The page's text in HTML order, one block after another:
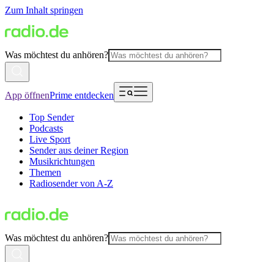
Zum Inhalt springen
Was möchtest du anhören?
App öffnenPrime entdecken
Top Sender
Podcasts
Live Sport
Sender aus deiner Region
Musikrichtungen
Themen
Radiosender von A-Z
Was möchtest du anhören?